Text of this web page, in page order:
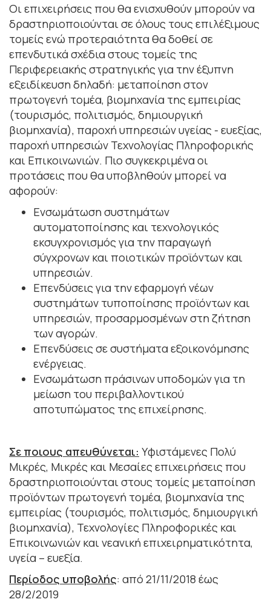
Οι επιχειρήσεις που θα ενισχυθούν μπορούν να
δραστηριοποιούνται σε όλους τους επιλέξιμους
τομείς ενώ προτεραιότητα θα δοθεί σε
επενδυτικά σχέδια στους τομείς της
Περιφερειακής στρατηγικής για την έξυπνη
εξειδίκευση δηλαδή: μεταποίηση στον
πρωτογενή τομέα, βιομηχανία της εμπειρίας
(τουρισμός, πολιτισμός, δημιουργική
βιομηχανία), παροχή υπηρεσιών υγείας - ευεξίας,
παροχή υπηρεσιών Τεχνολογίας Πληροφορικής
και Επικοινωνιών. Πιο συγκεκριμένα οι
προτάσεις που θα υποβληθούν μπορεί να
αφορούν:
Ενσωμάτωση συστημάτων
αυτοματοποίησης και τεχνολογικός
εκσυγχρονισμός για την παραγωγή
σύγχρονων και ποιοτικών προϊόντων και
υπηρεσιών.
Επενδύσεις για την εφαρμογή νέων
συστημάτων τυποποίησης προϊόντων και
υπηρεσιών, προσαρμοσμένων στη ζήτηση
των αγορών.
Επενδύσεις σε συστήματα εξοικονόμησης
ενέργειας.
Ενσωμάτωση πράσινων υποδομών για τη
μείωση του περιβαλλοντικού
αποτυπώματος της επιχείρησης.
Σε ποιους απευθύνεται: Yφιστάμενες Πολύ
Μικρές, Μικρές και Μεσαίες επιχειρήσεις που
δραστηριοποιούνται στους τομείς μεταποίηση
προϊόντων πρωτογενή τομέα, βιομηχανία της
εμπειρίας (τουρισμός, πολιτισμός, δημιουργική
βιομηχανία), Τεχνολογίες Πληροφορικές και
Επικοινωνιών και νεανική επιχειρηματικότητα,
υγεία – ευεξία.
Περίοδος υποβολής: από 21/11/2018 έως
28/2/2019